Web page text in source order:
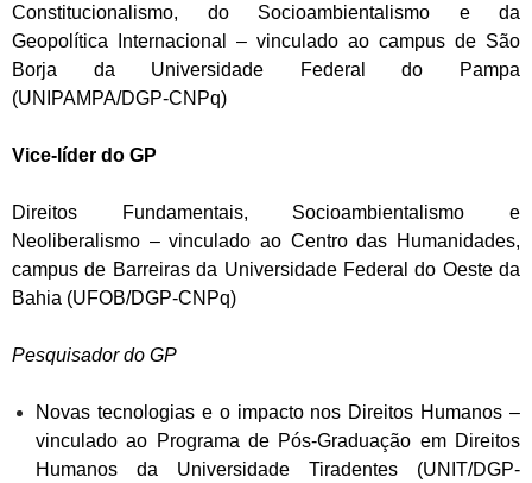
Constitucionalismo, do Socioambientalismo e da
Geopolítica Internacional – vinculado ao campus de São
Borja da Universidade Federal do Pampa
(UNIPAMPA/DGP-CNPq)
Vice-líder do GP
Direitos Fundamentais, Socioambientalismo e
Neoliberalismo – vinculado ao Centro das Humanidades,
campus de Barreiras da Universidade Federal do Oeste da
Bahia (UFOB/DGP-CNPq)
Pesquisador do GP
Novas tecnologias e o impacto nos Direitos Humanos –
vinculado ao Programa de Pós-Graduação em Direitos
Humanos da Universidade Tiradentes (UNIT/DGP-